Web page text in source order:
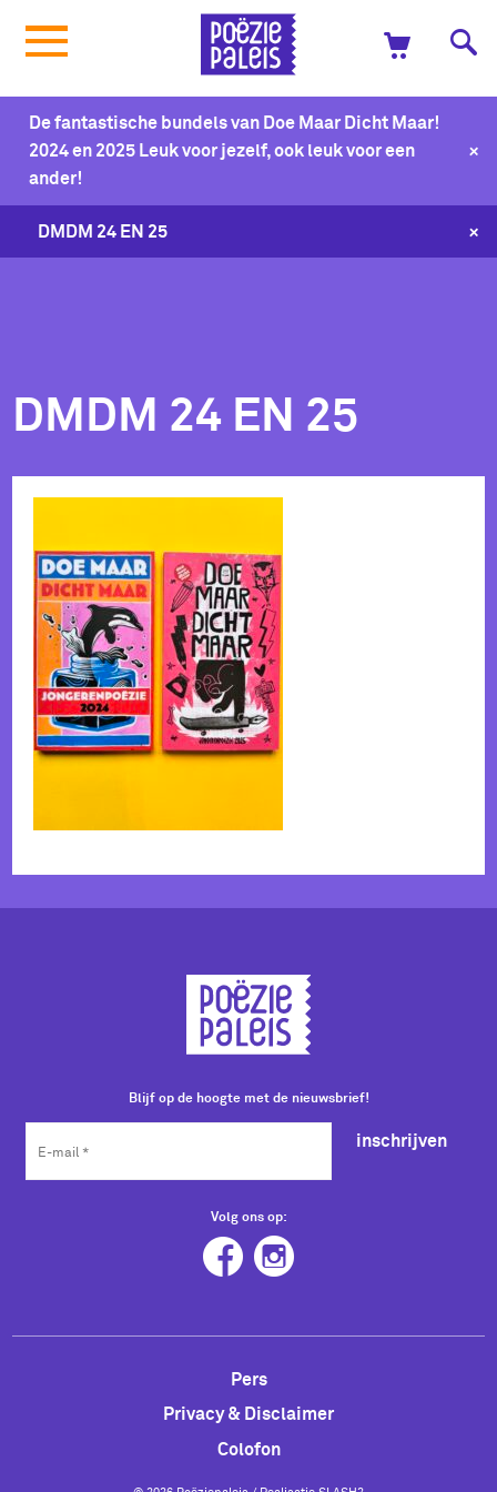
De fantastische bundels van Doe Maar Dicht Maar!
2024 en 2025 Leuk voor jezelf, ook leuk voor een
ander!
+
DMDM 24 EN 25 +
DMDM 24 EN 25
Blijf op de hoogte met de nieuwsbrief!
inschrijven
Volg ons op:
Pers
Privacy & Disclaimer
Colofon